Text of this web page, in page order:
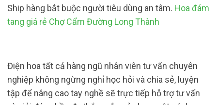
Ship hàng bắt buộc người tiêu dùng an tâm. Hoa đám
tang giá rẻ Chợ Cẩm Đường Long Thành
Điện hoa tất cả hàng ngũ nhân viên tư vấn chuyên
nghiệp không ngừng nghỉ học hỏi và chia sẻ, luyện
tập để nâng cao tay nghề sẽ trực tiếp hỗ trợ tư vấn